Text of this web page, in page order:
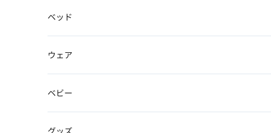
ベッド
ウェア
ベビー